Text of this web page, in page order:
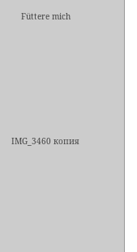
Füttere mich
IMG_3460 копия